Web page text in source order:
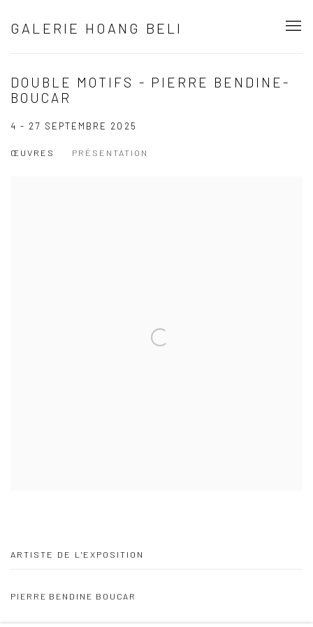
GALERIE HOANG BELI
DOUBLE MOTIFS - PIERRE BENDINE-
BOUCAR
4 - 27 SEPTEMBRE 2025
ŒUVRES PRÉSENTATION
ARTISTE DE L'EXPOSITION
PIERRE BENDINE BOUCAR